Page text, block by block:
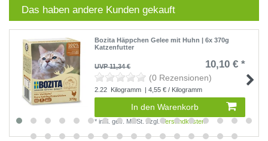
Das haben andere Kunden gekauft
Bozita Häppchen Gelee mit Huhn | 6x 370g
Katzenfutter
UVP 11,34 € 10,10 € *
(0 Rezensionen)
2.22 Kilogramm | 4,55 € / Kilogramm
In den Warenkorb
*inkl. ges. MwSt. zzgl. Versandkosten